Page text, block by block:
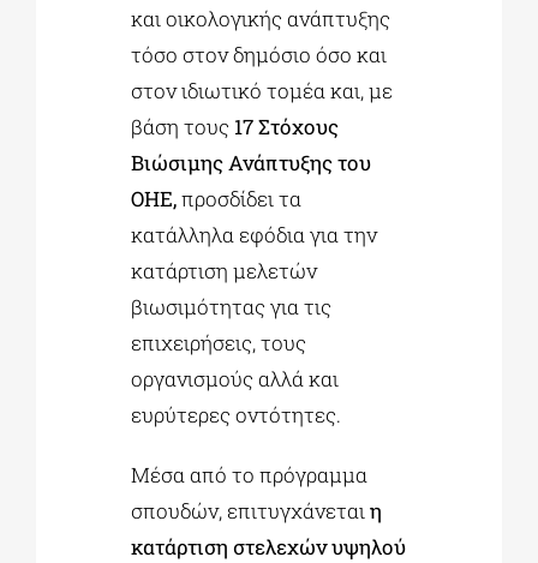
και οικολογικής ανάπτυξης
τόσο στον δημόσιο όσο και
στον ιδιωτικό τομέα και, με
βάση τους 17 Στόχους
Βιώσιμης Ανάπτυξης του
ΟΗΕ,προσδίδει τα
κατάλληλα εφόδια για την
κατάρτιση μελετών
βιωσιμότητας για τις
επιχειρήσεις, τους
οργανισμούς αλλά και
ευρύτερες οντότητες.
Μέσα από το πρόγραμμα
σπουδών, επιτυγχάνεταιη
κατάρτιση στελεχών υψηλού